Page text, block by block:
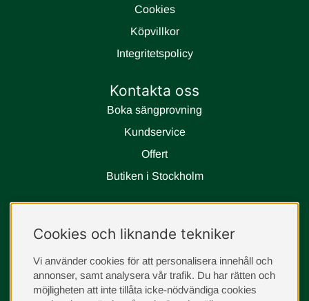
Cookies
Köpvillkor
Integritetspolicy
Kontakta oss
Boka sängprovning
Kundservice
Offert
Butiken i Stockholm
instagram
Cookies och liknande tekniker
Vi använder cookies för att personalisera innehåll och
annonser, samt analysera vår trafik. Du har rätten och
möjligheten att inte tillåta icke-nödvändiga cookies